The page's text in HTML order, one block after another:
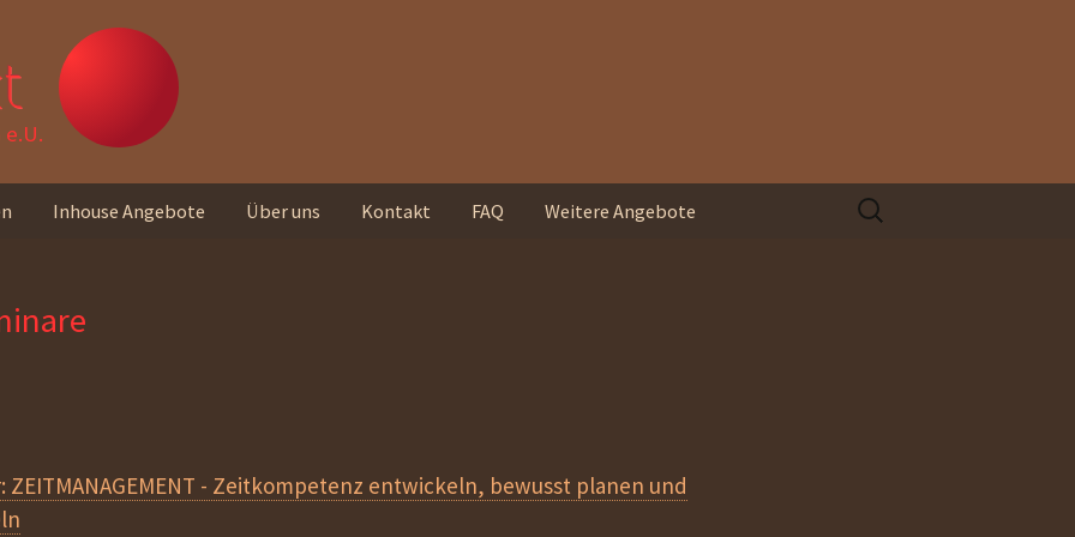
e.U.
Inhouse Angebote Über uns Kontakt FAQ Weitere Angebote
Suchen
nach:
ZEITMANAGEMENT - Zeitkompetenz entwickeln, bewusst planen und